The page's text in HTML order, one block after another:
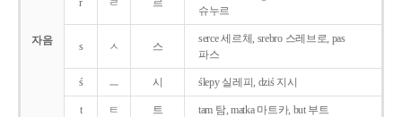
자음
r ㄹ 르
슈누르
s ㅅ 스
serce 세르체, srebro 스레브로, pas
파스
ś ㅡ 시 ślepy 실레피, dziś 지시
t ㅌ 트 tam 탐, matka 마트카, but 부트